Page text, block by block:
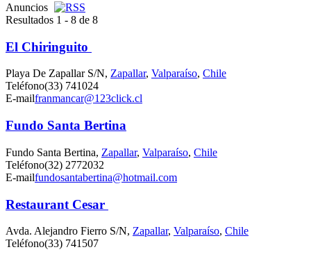
Anuncios
Resultados 1 - 8 de 8
El Chiringuito
Playa De Zapallar S/N, Zapallar, Valparaíso, Chile
Teléfono(33) 741024
E-mailfranmancar@123click.cl
Fundo Santa Bertina
Fundo Santa Bertina, Zapallar, Valparaíso, Chile
Teléfono(32) 2772032
E-mailfundosantabertina@hotmail.com
Restaurant Cesar
Avda. Alejandro Fierro S/N, Zapallar, Valparaíso, Chile
Teléfono(33) 741507